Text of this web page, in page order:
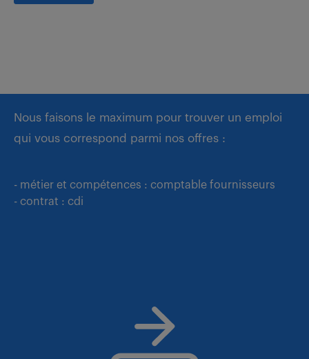
Nous faisons le maximum pour trouver un emploi
qui vous correspond parmi nos offres :
- métier et compétences : comptable fournisseurs
- contrat : cdi